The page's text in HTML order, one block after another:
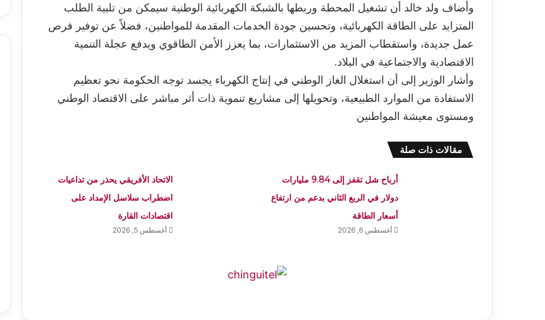
وأضاف ولد خالد أن تشغيل المحطة وربطها بالشبكة الكهربائية الوطنية سيمكن من تلبية الطلب
المتزايد على الطاقة الكهربائية، وتحسين جودة الخدمات المقدمة للمواطنين، فضلاً عن توفير فرص
عمل جديدة، واستقطاب المزيد من الاستثمارات، بما يعزز الأمن الطاقوي ويدفع عجلة التنمية
الاقتصادية والاجتماعية في البلاد.
وأشار الوزير إلى أن استغلال الغاز الوطني في إنتاج الكهرباء يجسد توجه الحكومة نحو تعظيم
الاستفادة من الموارد الطبيعية، وتحويلها إلى مشاريع تنموية ذات أثر مباشر على الاقتصاد الوطني
ومستوى معيشة المواطنين
مقالات ذات صلة
أرباح شل تقفز إلى 9.84 مليارات
دولار في الربع الثاني بدعم من ارتفاع
أسعار الطاقة
أغسطس 6, 2026
الاتحاد الأفريقي يحذر من تداعيات
اضطراب سلاسل الإمداد على
اقتصادات القارة
أغسطس 5, 2026